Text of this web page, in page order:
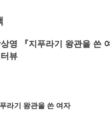
영 『지푸라기 왕관을 쓴
뷰
라기 왕관을 쓴 여자